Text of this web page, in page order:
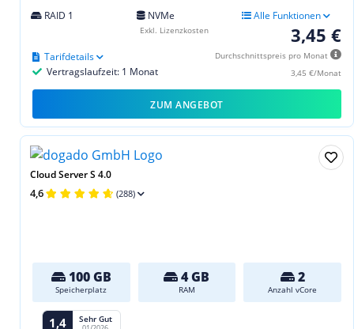
RAID 1 NVMe Alle Funktionen
3,45 €
Durchschnittspreis pro Monat
3,45 €/Monat
Vertragslaufzeit: 1 Monat
Tarifdetails
Exkl. Lizenzkosten
ZUM ANGEBOT
Cloud Server S 4.0
4,6 (288)
100 GB
Speicherplatz
4 GB
RAM
2
Anzahl vCore
1,4 Sehr Gut